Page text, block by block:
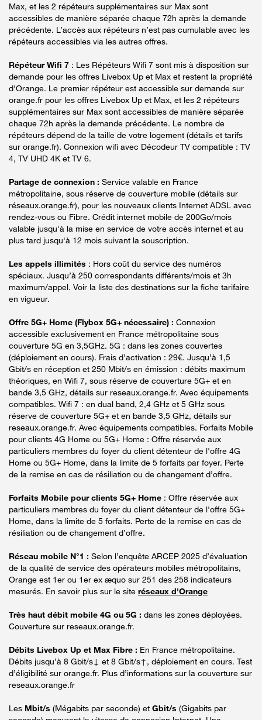
Max, et les 2 répéteurs supplémentaires sur Max sont
accessibles de manière séparée chaque 72h après la demande
précédente. L’accès aux répéteurs n’est pas cumulable avec les
répéteurs accessibles via les autres offres.
Répéteur Wifi 7 : Les Répéteurs Wifi 7 sont mis à disposition sur
demande pour les offres Livebox Up et Max et restent la propriété
d'Orange. Le premier répéteur est accessible sur demande sur
orange.fr pour les offres Livebox Up et Max, et les 2 répéteurs
supplémentaires sur Max sont accessibles de manière séparée
chaque 72h après la demande précédente. Le nombre de
répéteurs dépend de la taille de votre logement (détails et tarifs
sur orange.fr). Connexion wifi avec Décodeur TV compatible : TV
4, TV UHD 4K et TV 6.
Partage de connexion : Service valable en France
métropolitaine, sous réserve de couverture mobile (détails sur
réseaux.orange.fr), pour les nouveaux clients Internet ADSL avec
rendez-vous ou Fibre. Crédit internet mobile de 200Go/mois
valable jusqu'à la mise en service de votre accès internet et au
plus tard jusqu'à 12 mois suivant la souscription.
Les appels illimités : Hors coût du service des numéros
spéciaux. Jusqu’à 250 correspondants différents/mois et 3h
maximum/appel. Voir la liste des destinations sur la fiche tarifaire
en vigueur.
Offre 5G+ Home (Flybox 5G+ nécessaire) : Connexion
accessible exclusivement en France métropolitaine sous
couverture 5G en 3,5GHz. 5G : dans les zones couvertes
(déploiement en cours). Frais d’activation : 29€. Jusqu’à 1,5
Gbit/s en réception et 250 Mbit/s en émission : débits maximum
théoriques, en Wifi 7, sous réserve de couverture 5G+ et en
bande 3,5 GHz, détails sur reseaux.orange.fr. Avec équipements
compatibles. Wifi 7 : en dual band, 2,4 GHz et 5 GHz sous
réserve de couverture 5G+ et en bande 3,5 GHz, détails sur
reseaux.orange.fr. Avec équipements compatibles. Forfaits Mobile
pour clients 4G Home ou 5G+ Home : Offre réservée aux
particuliers membres du foyer du client détenteur de l'offre 4G
Home ou 5G+ Home, dans la limite de 5 forfaits par foyer. Perte
de la remise en cas de résiliation ou de changement d’offre.
Forfaits Mobile pour clients 5G+ Home : Offre réservée aux
particuliers membres du foyer du client détenteur de l'offre 5G+
Home, dans la limite de 5 forfaits. Perte de la remise en cas de
résiliation ou de changement d’offre.
Réseau mobile N°1 : Selon l’enquête ARCEP 2025 d’évaluation
de la qualité de service des opérateurs mobiles métropolitains,
Orange est 1er ou 1er ex æquo sur 251 des 258 indicateurs
mesurés. En savoir plus sur le site réseaux d'Orange
Très haut débit mobile 4G ou 5G : dans les zones déployées.
Couverture sur reseaux.orange.fr.
Débits Livebox Up et Max Fibre : En France métropolitaine.
Débits jusqu’à 8 Gbit/s↓ et 8 Gbit/s↑, déploiement en cours. Test
d’éligibilité sur orange.fr. Plus d’informations sur la couverture sur
reseaux.orange.fr
Les Mbit/s (Mégabits par seconde) et Gbit/s (Gigabits par